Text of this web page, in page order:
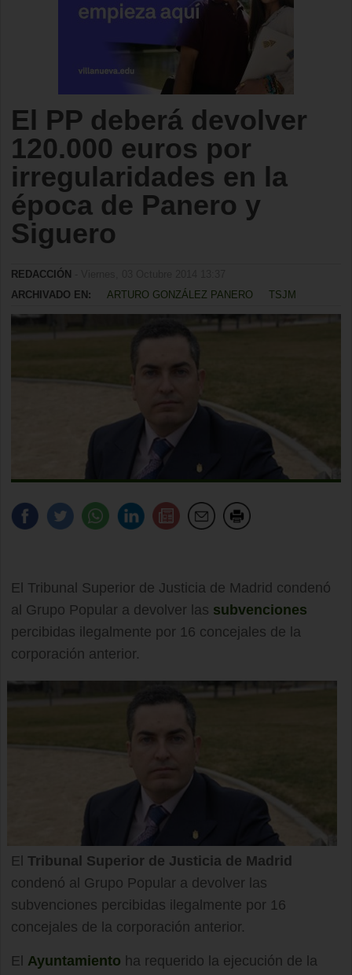
El PP deberá devolver
120.000 euros por
irregularidades en la
época de Panero y
Siguero
REDACCIÓN
ARCHIVADO EN:
ARTURO GONZÁLEZ PANERO TSJM
El Tribunal Superior de Justicia de Madrid condenó
al Grupo Popular a devolver las subvenciones
percibidas ilegalmente por 16 concejales de la
corporación anterior.
El Tribunal Superior de Justicia de Madrid
condenó al Grupo Popular a devolver las
subvenciones percibidas ilegalmente por 16
concejales de la corporación anterior.
El Ayuntamiento ha requerido la ejecución de la